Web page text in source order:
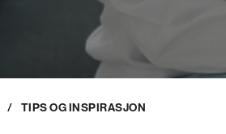
/ TIPS OG INSPIRASJON